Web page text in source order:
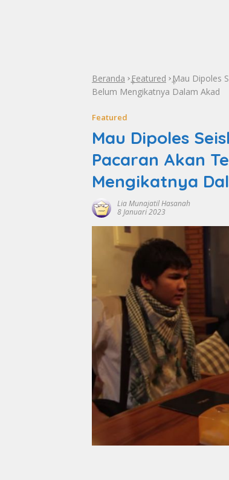
Beranda »Featured »Mau Dipoles
Belum Mengikatnya Dalam Akad
Featured
Mau Dipoles
Pacaran Akan
Mengikatnya
Lia Munajatil Hasanah
8 Januari 2023